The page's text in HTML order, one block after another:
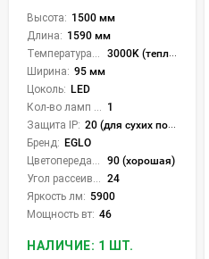
Высота: 1500 мм
Длина: 1590 мм
Температура света:
3000K (теплый)
Ширина: 95 мм
Цоколь: LED
Кол-во ламп или LED: 1
Защита IP: 20 (для сухих пом.)
Бренд: EGLO
Цветопередача (CRI):
90 (хорошая)
Угол рассеивания света °: 24
Яркость лм: 5900
Мощность вт: 46
НАЛИЧИЕ: 1 ШТ.